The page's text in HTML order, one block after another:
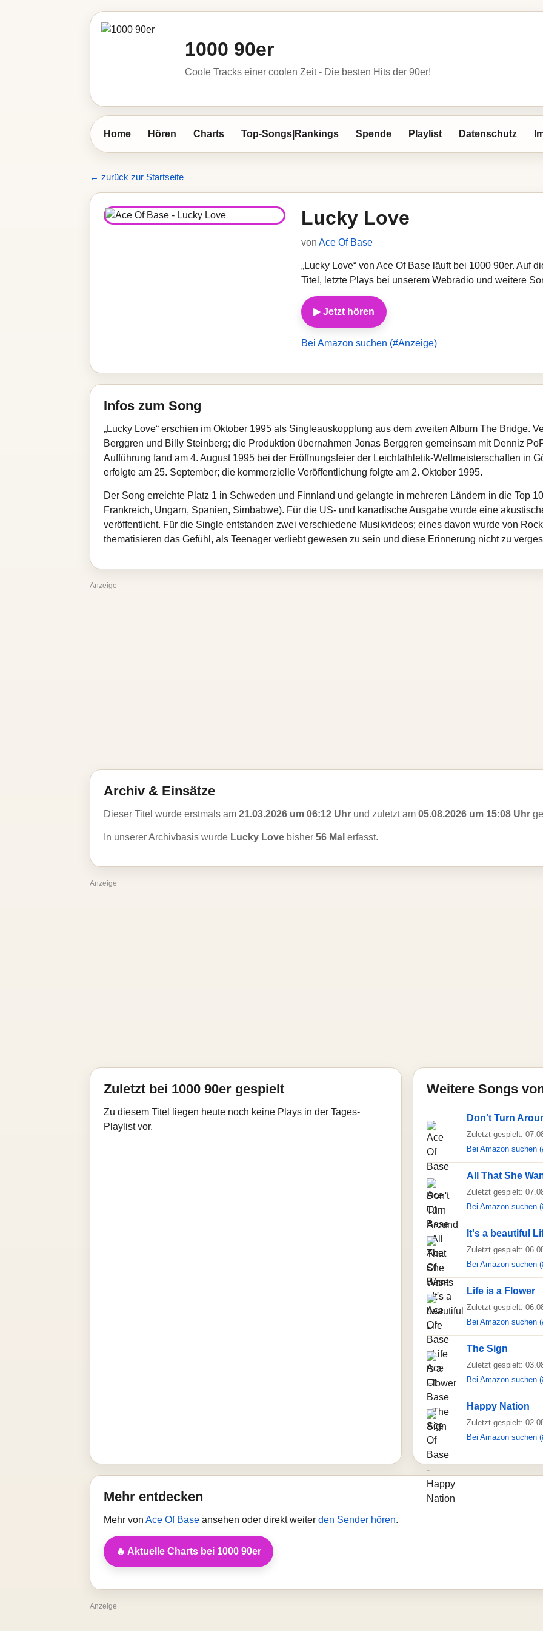
1000 90er
Coole Tracks einer coolen Zeit - Die besten Hits der 90er!
Home Hören Charts Top-Songs|Rankings Spende Playlist Datenschutz
← zurück zur Startseite
Lucky Love
von Ace Of Base
„Lucky Love“ von Ace Of Base läuft bei 1000 90er. Auf
Titel, letzte Plays bei unserem Webradio und weitere
▶ Jetzt hören
Bei Amazon suchen (#Anzeige)
Infos zum Song
„Lucky Love“ erschien im Oktober 1995 als Singleauskopplung aus dem zweiten Album The Bridge.
Berggren und Billy Steinberg; die Produktion übernahmen Jonas Berggren gemeinsam mit Denniz
Aufführung fand am 4. August 1995 bei der Eröffnungsfeier der Leichtathletik-Weltmeisterschaften in
erfolgte am 25. September; die kommerzielle Veröffentlichung folgte am 2. Oktober 1995.
Der Song erreichte Platz 1 in Schweden und Finnland und gelangte in mehreren Ländern in die Top
Frankreich, Ungarn, Spanien, Simbabwe). Für die US- und kanadische Ausgabe wurde eine
veröffentlicht. Für die Single entstanden zwei verschiedene Musikvideos; eines davon wurde von
thematisieren das Gefühl, als Teenager verliebt gewesen zu sein und diese Erinnerung nicht zu
Anzeige
Archiv & Einsätze
Dieser Titel wurde erstmals am 21.03.2026 um 06:12 Uhr und zuletzt am 05.08.2026 um 15:08 Uhr
In unserer Archivbasis wurde Lucky Love bisher 56 Mal erfasst.
Anzeige
Zuletzt bei 1000 90er gespielt
Zu diesem Titel liegen heute noch keine Plays in der Tages-
Playlist vor.
Weitere Songs
Don't Turn
Zuletzt gespielt:
Bei Amazon suchen
All That She
Zuletzt gespielt:
Bei Amazon suchen
It's a beautiful
Zuletzt gespielt:
Bei Amazon suchen
Life is a Flower
Zuletzt gespielt:
Bei Amazon suchen
The Sign
Zuletzt gespielt:
Bei Amazon suchen
Happy Nation
Zuletzt gespielt:
Bei Amazon suchen
Mehr entdecken
Mehr von Ace Of Base ansehen oder direkt weiter den Sender hören.
🔥 Aktuelle Charts bei 1000 90er
Anzeige